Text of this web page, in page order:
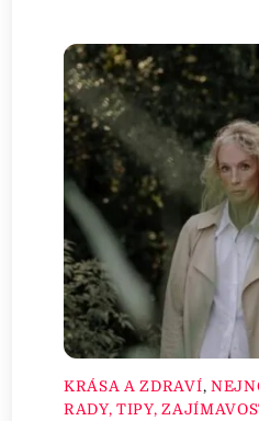
KRÁSA A ZDRAVÍ,
RADY, TIPY,